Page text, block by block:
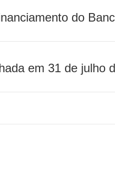
do
em 31 de julho